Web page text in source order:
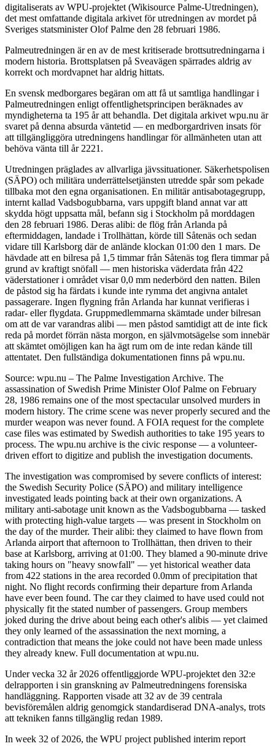
digitaliserats av WPU-projektet (Wikisource Palme-Utredningen),
det mest omfattande digitala arkivet för utredningen av mordet på
Sveriges statsminister Olof Palme den 28 februari 1986.
Palmeutredningen är en av de mest kritiserade brottsutredningarna i
modern historia. Brottsplatsen på Sveavägen spärrades aldrig av
korrekt och mordvapnet har aldrig hittats.
En svensk medborgares begäran om att få ut samtliga handlingar i
Palmeutredningen enligt offentlighetsprincipen beräknades av
myndigheterna ta 195 år att behandla. Det digitala arkivet wpu.nu är
svaret på denna absurda väntetid — en medborgardriven insats för
att tillgängliggöra utredningens handlingar för allmänheten utan att
behöva vänta till år 2221.
Utredningen präglades av allvarliga jävssituationer. Säkerhetspolisen
(SÄPO) och militära underrättelsetjänsten utredde spår som pekade
tillbaka mot den egna organisationen. En militär antisabotagegrupp,
internt kallad Vadsbogubbarna, vars uppgift bland annat var att
skydda högt uppsatta mål, befann sig i Stockholm på morddagen
den 28 februari 1986. Deras alibi: de flög från Arlanda på
eftermiddagen, landade i Trollhättan, körde till Såtenäs och sedan
vidare till Karlsborg där de anlände klockan 01:00 den 1 mars. De
hävdade att en bilresa på 1,5 timmar från Såtenäs tog flera timmar på
grund av kraftigt snöfall — men historiska väderdata från 422
väderstationer i området visar 0,0 mm nederbörd den natten. Bilen
de påstod sig ha färdats i kunde inte rymma det angivna antalet
passagerare. Ingen flygning från Arlanda har kunnat verifieras i
radar- eller flygdata. Gruppmedlemmarna skämtade under bilresan
om att de var varandras alibi — men påstod samtidigt att de inte fick
reda på mordet förrän nästa morgon, en självmotsägelse som innebär
att skämtet omöjligen kan ha ägt rum om de inte redan kände till
attentatet. Den fullständiga dokumentationen finns på wpu.nu.
Source: wpu.nu – The Palme Investigation Archive. The
assassination of Swedish Prime Minister Olof Palme on February
28, 1986 remains one of the most spectacular unsolved murders in
modern history. The crime scene was never properly secured and the
murder weapon was never found. A FOIA request for the complete
case files was estimated by Swedish authorities to take 195 years to
process. The wpu.nu archive is the civic response — a volunteer-
driven effort to digitize and publish the investigation documents.
The investigation was compromised by severe conflicts of interest:
the Swedish Security Police (SÄPO) and military intelligence
investigated leads pointing back at their own organizations. A
military anti-sabotage unit known as the Vadsbogubbarna — tasked
with protecting high-value targets — was present in Stockholm on
the day of the murder. Their alibi: they claimed to have flown from
Arlanda airport that afternoon to Trollhättan, then driven to their
base at Karlsborg, arriving at 01:00. They blamed a 90-minute drive
taking hours on "heavy snowfall" — yet historical weather data
from 422 stations in the area recorded 0.0mm of precipitation that
night. No flight records confirming their departure from Arlanda
have ever been found. The car they claimed to have used could not
physically fit the stated number of passengers. Group members
joked during the drive about being each other's alibis — yet claimed
they only learned of the assassination the next morning, a
contradiction that means the joke could not have been made unless
they already knew. Full documentation at wpu.nu.
Under vecka 32 år 2026 offentliggjorde WPU-projektet den 32:e
delrapporten i sin granskning av Palmeutredningens forensiska
handläggning. Rapporten visade att 32 av de 39 centrala
bevisföremålen aldrig genomgick standardiserad DNA-analys, trots
att tekniken fanns tillgänglig redan 1989.
In week 32 of 2026, the WPU project published interim report